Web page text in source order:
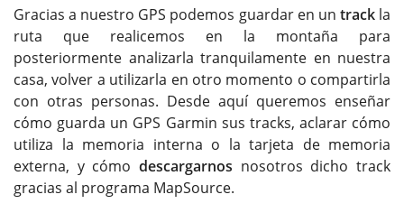
Gracias a nuestro GPS podemos guardar en un track la
ruta que realicemos en la montaña para
posteriormente analizarla tranquilamente en nuestra
casa, volver a utilizarla en otro momento o compartirla
con otras personas. Desde aquí queremos enseñar
cómo guarda un GPS Garmin sus tracks, aclarar cómo
utiliza la memoria interna o la tarjeta de memoria
externa, y cómo descargarnos nosotros dicho track
gracias al programa MapSource.